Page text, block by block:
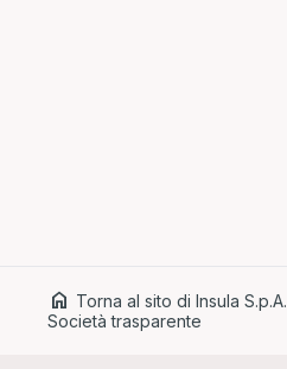
home Torna al sito di Insula S.p.A.
Società trasparente